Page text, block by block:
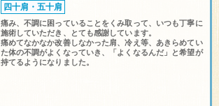
四十肩・五十肩
痛み、不調に困っていることをくみ取って、いつも丁寧に
施術していただき、とても感謝しています。
痛めてなかなか改善しなかった肩、冷え等、あきらめてい
た体の不調がよくなっていき、「よくなるんだ」と希望が
持てるようになりました。